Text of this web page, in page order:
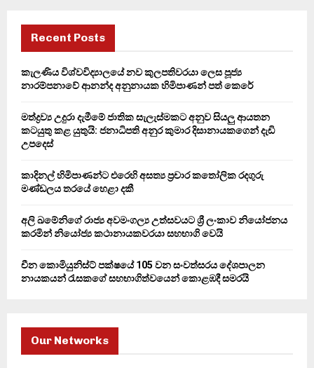
f
r
H
Recent Posts
කැලණිය විශ්වවිද්‍යාලයේ නව කුලපතිවරයා ලෙස පූජ්‍ය
නාරම්පනාවේ ආනන්ද අනුනායක හිමිපාණන් පත් කෙරේ
මත්ද්‍රව්‍ය උදුරා දැමීමේ ජාතික සැලැස්මකට අනුව සියලු ආයතන
කටයුතු කළ යුතුයි: ජනාධිපති අනුර කුමාර දිසානායකගෙන් දැඩි
උපදෙස්
කාදිනල් හිමිපාණන්ට එරෙහි අසත්‍ය ප්‍රචාර කතෝලික රදගුරු
මණ්ඩලය තරයේ හෙළා දකී
අලි ඛමේනිගේ රාජ්‍ය අවමංගල්‍ය උත්සවයට ශ්‍රී ලංකාව නියෝජනය
කරමින් නියෝජ්‍ය කථානායකවරයා සහභාගි වෙයි
චීන කොමියුනිස්ට් පක්ෂයේ 105 වන සංවත්සරය දේශපාලන
නායකයන් රැසකගේ සහභාගිත්වයෙන් කොළඹදී සමරයි
Our Networks